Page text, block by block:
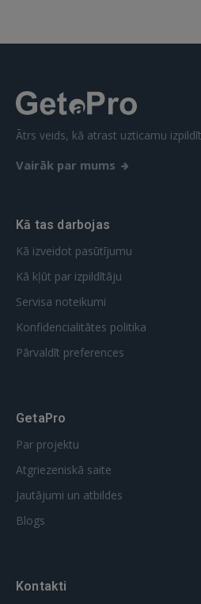
Ātrs veids, kā atrast uzticamu
Vairāk par mums
Kā tas darbojas
Kā izveidot pasūtījumu
Kā kļūt par izpildītāju
Servisa noteikumi
Konfidencialitātes politika
Pārvaldīt preferences
GetaPro
Par projektu
Atgriezeniskā saite
Jautājumi un atbildes
Blogs
Kontakti